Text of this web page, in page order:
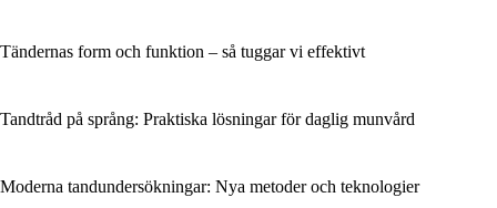
Tändernas form och funktion – så tuggar vi effektivt
Tandtråd på språng: Praktiska lösningar för daglig munvård
Moderna tandundersökningar: Nya metoder och teknologier